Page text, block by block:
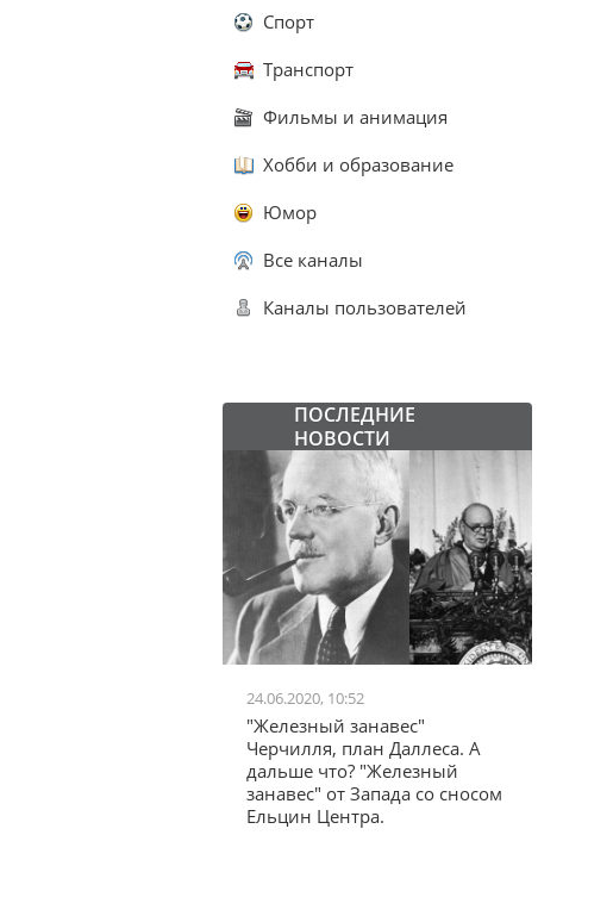
Спорт
Транспорт
Фильмы и анимация
Хобби и образование
Юмор
Все каналы
Каналы пользователей
ПОСЛЕДНИЕ
НОВОСТИ
24.06.2020, 10:52
"Железный занавес"
Черчилля, план Даллеса. А
дальше что? "Железный
занавес" от Запада со сносом
Ельцин Центра.